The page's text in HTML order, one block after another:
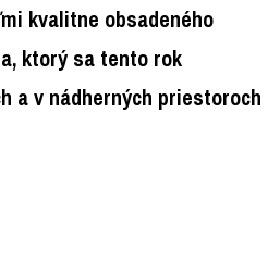
kvalitne obsadeného
ktorý sa tento rok
a v nádherných priestoroch